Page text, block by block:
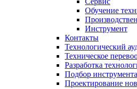
Обучение
Инструмент
Контакты
Технологический
Техническое
Разработка
Подбор
Проектирование